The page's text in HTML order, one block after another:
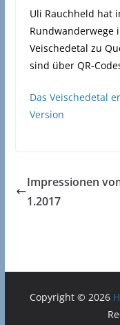
Uli Rauchheld hat
Rundwanderwege
Veischedetal zu
sind über QR-
Das Veischedetal
Version
Impressionen
1.2017
Copyright © 2026